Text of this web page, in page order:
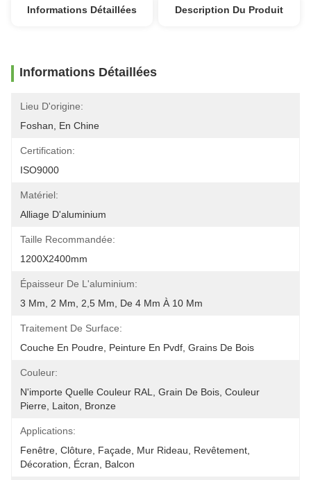
Informations Détaillées Description Du Produit
Informations Détaillées
Lieu D'origine:
Foshan, En Chine
Certification:
ISO9000
Matériel:
Alliage D'aluminium
Taille Recommandée:
1200X2400mm
Épaisseur De L'aluminium:
3 Mm, 2 Mm, 2,5 Mm, De 4 Mm À 10 Mm
Traitement De Surface:
Couche En Poudre, Peinture En Pvdf, Grains De Bois
Couleur:
N'importe Quelle Couleur RAL, Grain De Bois, Couleur
Pierre, Laiton, Bronze
Applications:
Fenêtre, Clôture, Façade, Mur Rideau, Revêtement,
Décoration, Écran, Balcon